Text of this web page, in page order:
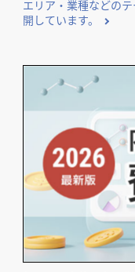
開業･改装をご検